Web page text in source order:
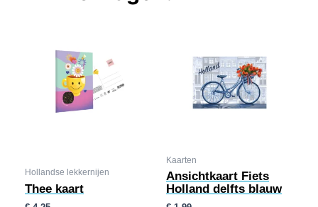
Hollandse lekkernijen
Thee kaart
Kaarten
Ansichtkaart Fiets
Holland delfts blauw